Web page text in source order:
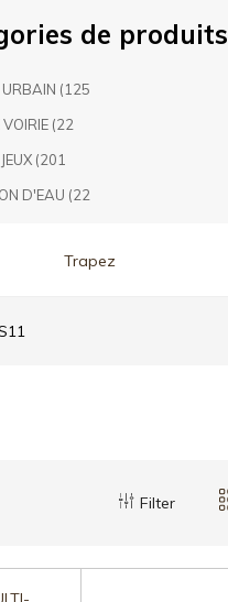
de produits
URBAIN (125
VOIRIE (22
(201
D'EAU (22
Filter